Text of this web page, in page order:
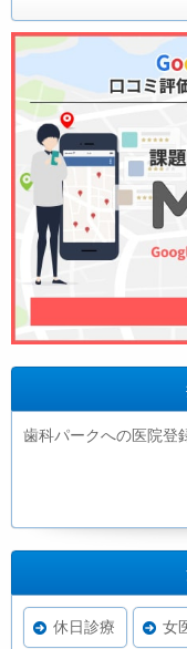
歯科パークへの医院登
休日診療 女